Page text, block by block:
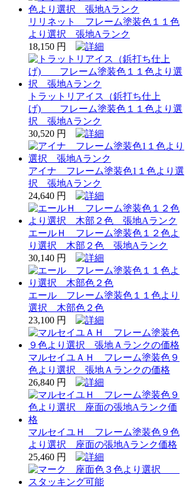
リリネット フレーム塗装色１１色
より選択 張地Aランク
18,150 円
トラットリアイス（鋲打ち仕上
げ) フレーム塗装色１１色より選
択 張地Aランク
30,520 円
アイナ フレーム塗装色1１色より選
択 張地Aランク
24,640 円
エールＨ フレーム塗装色１２色よ
り選択 木部２色 張地Aランク
30,140 円
エール フレーム塗装色１１色より
選択 木部色２色
23,100 円
マルセイユＡＨ フレーム塗装色９
色より選択 張地Ａランクの価格
26,840 円
マルセイユＨ フレーム塗装色９色
より選択 座面の張地Aランク価格
25,460 円